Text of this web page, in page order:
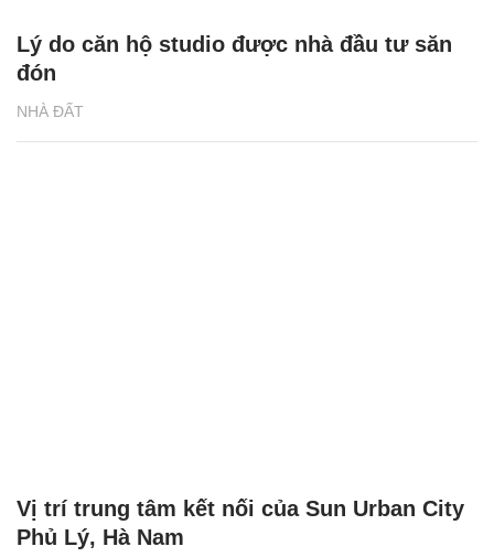
NHÀ ĐẤT
Lý do căn hộ studio được nhà đầu tư săn
đón
Vị trí trung tâm kết nối của Sun Urban City
Phủ Lý, Hà Nam